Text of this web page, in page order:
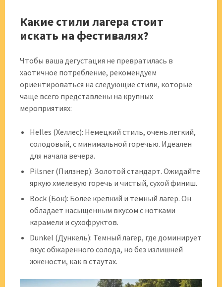
Какие стили лагера стоит
искать на фестивалях?
Чтобы ваша дегустация не превратилась в
хаотичное потребление, рекомендуем
ориентироваться на следующие стили, которые
чаще всего представлены на крупных
мероприятиях:
Helles (Хеллес): Немецкий стиль, очень легкий,
солодовый, с минимальной горечью. Идеален
для начала вечера.
Pilsner (Пилзнер): Золотой стандарт. Ожидайте
яркую хмелевую горечь и чистый, сухой финиш.
Bock (Бок): Более крепкий и темный лагер. Он
обладает насыщенным вкусом с нотками
карамели и сухофруктов.
Dunkel (Дункель): Темный лагер, где доминирует
вкус обжаренного солода, но без излишней
жжености, как в стаутах.